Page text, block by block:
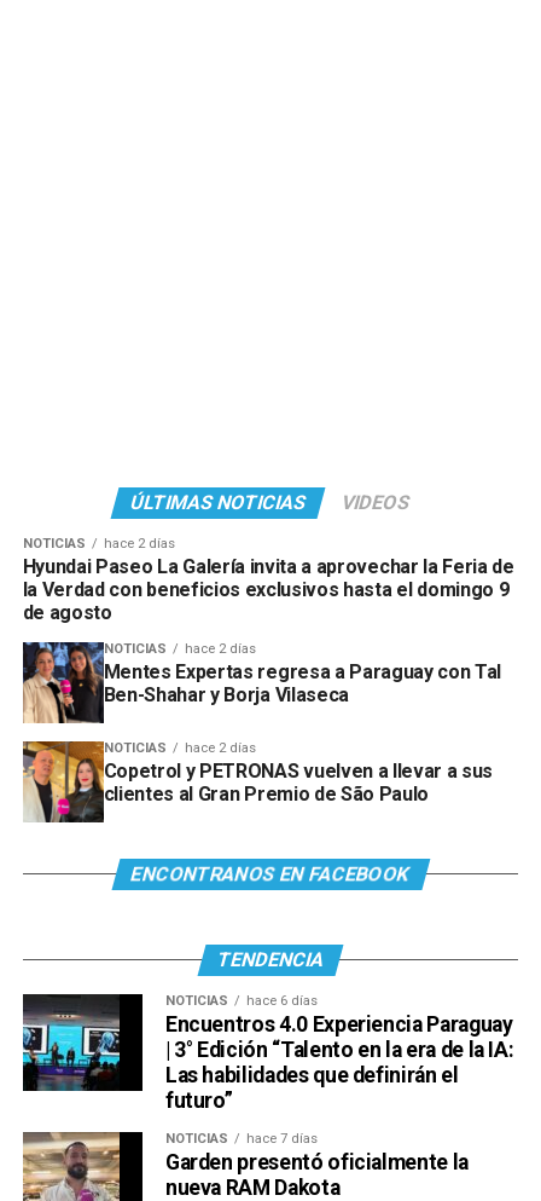
ÚLTIMAS NOTICIAS VIDEOS
NOTICIAS hace 2 días
Hyundai Paseo La Galería invita a aprovechar la Feria de
la Verdad con beneficios exclusivos hasta el domingo 9
de agosto
NOTICIAS hace 2 días
Mentes Expertas regresa a Paraguay con Tal
Ben-Shahar y Borja Vilaseca
NOTICIAS hace 2 días
Copetrol y PETRONAS vuelven a llevar a sus
clientes al Gran Premio de São Paulo
ENCONTRANOS EN FACEBOOK
TENDENCIA
NOTICIAS hace 6 días
Encuentros 4.0 Experiencia Paraguay
| 3° Edición “Talento en la era de la IA:
Las habilidades que definirán el
futuro”
NOTICIAS hace 7 días
Garden presentó oficialmente la
nueva RAM Dakota